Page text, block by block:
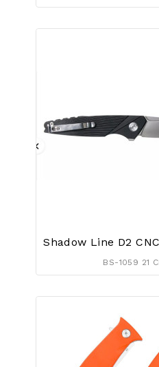
Shadow Line D2
BS-1059 21